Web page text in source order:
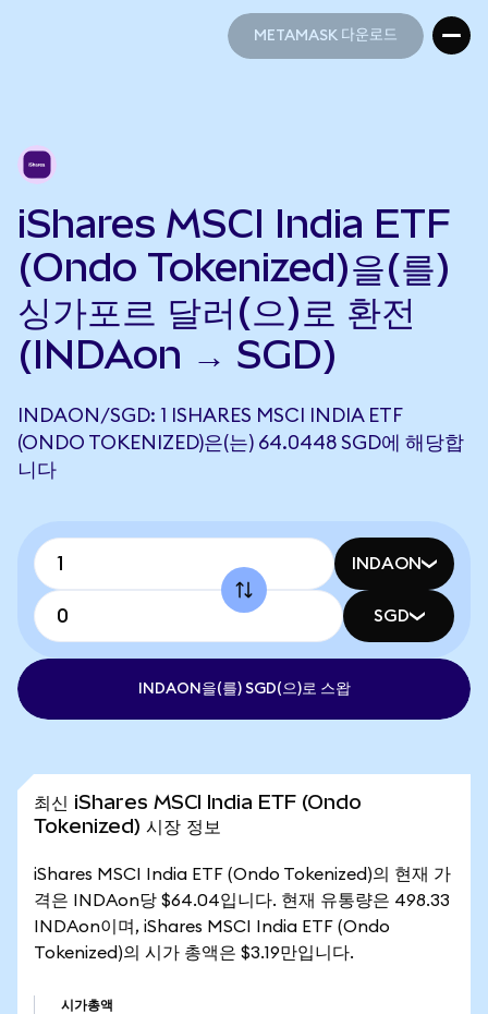
METAMASK 다운로드
iShares MSCI India ETF
(Ondo Tokenized)을(를)
싱가포르 달러(으)로 환전
(INDAon → SGD)
INDAON/SGD: 1 ISHARES MSCI INDIA ETF
(ONDO TOKENIZED)은(는) 64.0448 SGD에 해당합
니다
INDAON
SGD
INDAON을(를) SGD(으)로 스왑
최신 iShares MSCI India ETF (Ondo
Tokenized) 시장 정보
iShares MSCI India ETF (Ondo Tokenized)의 현재 가
격은 INDAon당 $64.04입니다. 현재 유통량은 498.33
INDAon이며, iShares MSCI India ETF (Ondo
Tokenized)의 시가 총액은 $3.19만입니다.
시가총액